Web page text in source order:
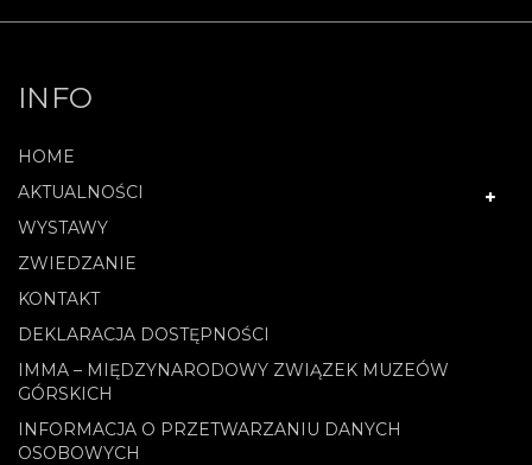
INFO
HOME
AKTUALNOŚCI
WYSTAWY
ZWIEDZANIE
KONTAKT
DEKLARACJA DOSTĘPNOŚCI
IMMA – MIĘDZYNARODOWY ZWIĄZEK MUZEÓW
GÓRSKICH
INFORMACJA O PRZETWARZANIU DANYCH
OSOBOWYCH